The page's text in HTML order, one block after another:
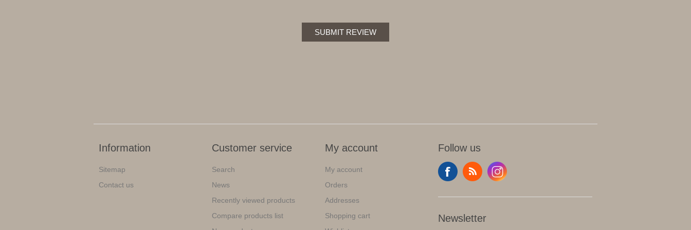
SUBMIT REVIEW
Information
Sitemap
Contact us
Customer service
Search
News
Recently viewed products
Compare products list
My account
My account
Orders
Addresses
Shopping cart
Follow us
Newsletter